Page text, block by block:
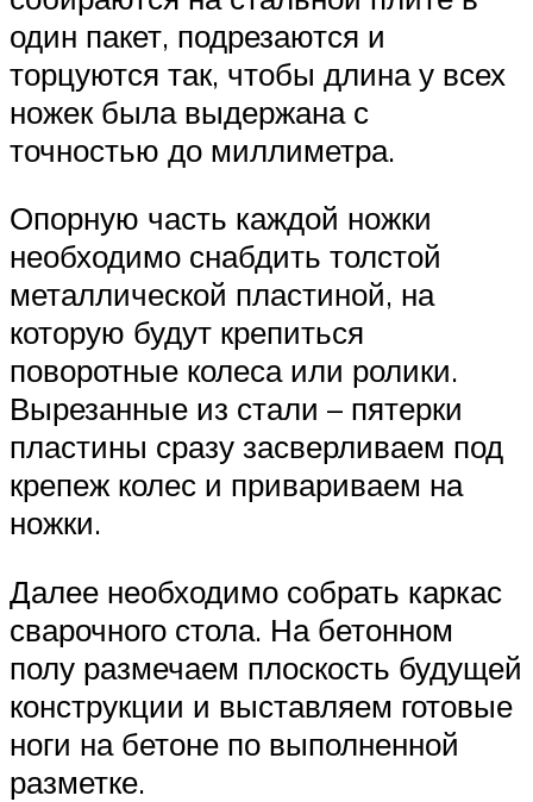
один пакет, подрезаются и
торцуются так, чтобы длина у всех
ножек была выдержана с
точностью до миллиметра.
Опорную часть каждой ножки
необходимо снабдить толстой
металлической пластиной, на
которую будут крепиться
поворотные колеса или ролики.
Вырезанные из стали – пятерки
пластины сразу засверливаем под
крепеж колес и привариваем на
ножки.
Далее необходимо собрать каркас
сварочного стола. На бетонном
полу размечаем плоскость будущей
конструкции и выставляем готовые
ноги на бетоне по выполненной
разметке.